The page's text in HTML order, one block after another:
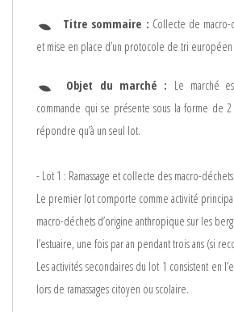
Titre sommaire : Collecte de
et mise en place d’un protocole de tri européen
Objet du marché : Le marché
commande qui se présente sous la forme de
répondre qu’à un seul lot.
- Lot 1 : Ramassage et collecte des macro-déchets
Le premier lot comporte comme activité
macro-déchets d’origine anthropique sur les
l’estuaire, une fois par an pendant trois ans (si
Les activités secondaires du lot 1 consistent en
lors de ramassages citoyen ou scolaire.